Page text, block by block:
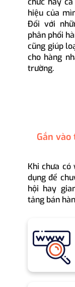
hiệu của
Đối với
phân phối
cũng giúp
cho hàng
trường.
Gắn
Khi chưa
dụng để
hội hay
tảng bán